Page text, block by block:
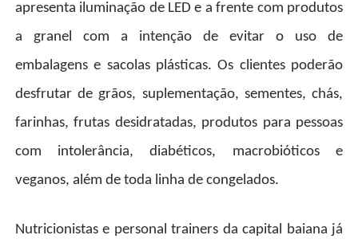
apresenta iluminação de LED e a frente com produtos
a granel com a intenção de evitar o uso de
embalagens e sacolas plásticas. Os clientes poderão
desfrutar de grãos, suplementação, sementes, chás,
farinhas, frutas desidratadas, produtos para pessoas
com intolerância, diabéticos, macrobióticos e
veganos, além de toda linha de congelados.
Nutricionistas e personal trainers da capital baiana já